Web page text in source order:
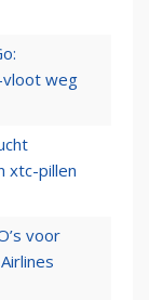
weg
xtc-pillen
voor